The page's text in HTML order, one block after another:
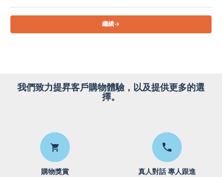
繼續
我們致力提昇客戶購物體驗，以及提供更多的選
擇。
購物獎賞 真人對話 專人跟進